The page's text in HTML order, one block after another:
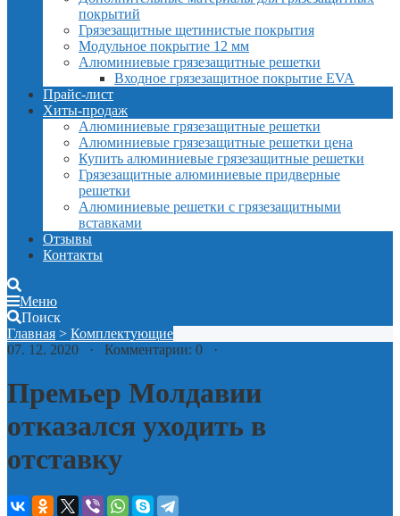
покрытий
Грязезащитные щетинистые покрытия
Модульное покрытие 12 мм
Алюминиевые грязезащитные решетки
Входное грязезащитное покрытие EVA
Прайс-лист
Хиты-продаж
Алюминиевые грязезащитные решетки
Алюминиевые грязезащитные решетки цена
Купить алюминиевые грязезащитные решетки
Грязезащитные алюминиевые придверные
решетки
Алюминиевые решетки с грязезащитными
вставками
Отзывы
Контакты
Меню
Поиск
Главная > Комплектующие
07. 12. 2020 · Комментарии: 0 ·
Премьер Молдавии
отказался уходить в
отставку